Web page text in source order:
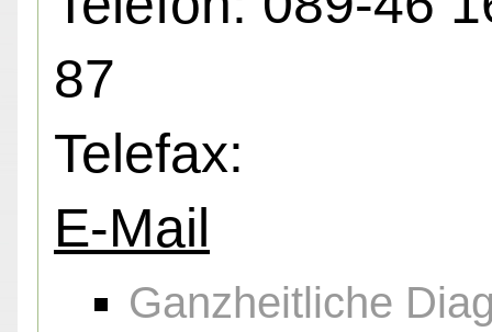
87
Telefax:
E-Mail
Ganzheitliche